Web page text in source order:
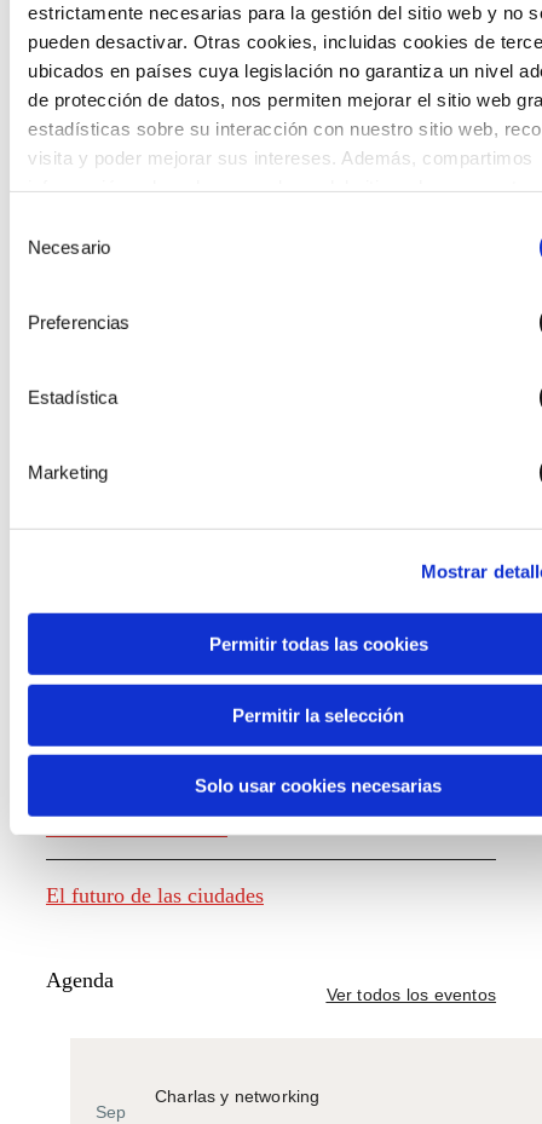
estrictamente necesarias para la gestión del sitio web y no
pueden desactivar. Otras cookies, incluidas cookies de
ubicados en países cuya legislación no garantiza un nivel
de protección de datos, nos permiten mejorar el sitio web
estadísticas sobre su interacción con nuestro sitio web,
visita y poder mejorar sus intereses. Además, compartimos
información que les haya proporcionado o que hayan
Necesario
Preferencias
Estadística
Marketing
Mostrar
Permitir todas las cookies
Permitir la selección
Solo usar cookies necesarias
juvenil que recoge las cosmovisiones de las nuevas
generaciones en las temáticas que más les preocupan
hacia el futuro a través de una experiencia
Generación de conocimiento
Informe El futuro del trabajo
El futuro de los alimentos
El futuro de las ciudades
Agenda
Ver todos los eventos
Charlas y networking
Sep